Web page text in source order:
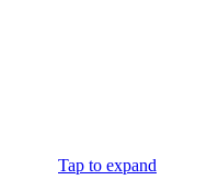
Tap to expand